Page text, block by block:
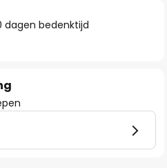
dagen bedenktijd